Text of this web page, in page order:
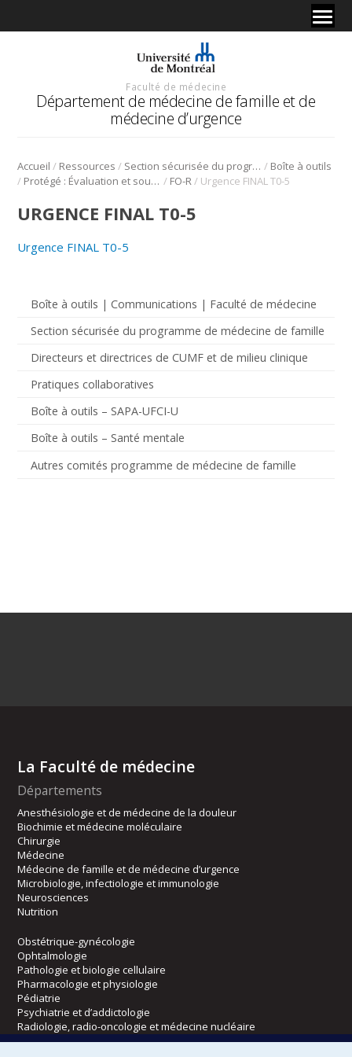
Faculté de médecine
Département de médecine de famille et de
médecine d’urgence
Accueil / Ressources / Section sécurisée du programme de médecine de famille / Boîte à outils
/
Protégé : Évaluation et soutien à la réussite / FO-R/ Urgence FINAL T0-5
Boîte à outils | Communications | Faculté de médecine
Section sécurisée du programme de médecine de famille
Directeurs et directrices de CUMF et de milieu clinique
Pratiques collaboratives
Boîte à outils – SAPA-UFCI-U
Boîte à outils – Santé mentale
Autres comités programme de médecine de famille
URGENCE FINAL T0-5
Urgence FINAL T0-5
La Faculté de médecine
Départements
Anesthésiologie et de médecine de la douleur
Biochimie et médecine moléculaire
Chirurgie
Médecine
Médecine de famille et de médecine d’urgence
Microbiologie, infectiologie et immunologie
Neurosciences
Nutrition
Obstétrique-gynécologie
Ophtalmologie
Pathologie et biologie cellulaire
Pharmacologie et physiologie
Pédiatrie
Psychiatrie et d’addictologie
Radiologie, radio-oncologie et médecine nucléaire